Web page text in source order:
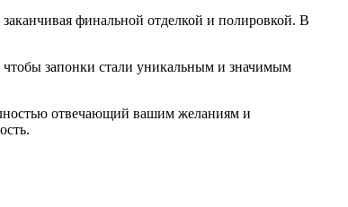
финальной отделкой и полировкой. В
чтобы запонки стали уникальным и значимым
отвечающий вашим желаниям и